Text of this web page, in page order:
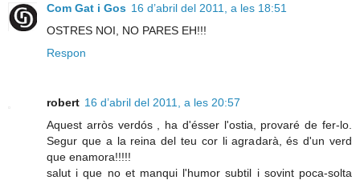
Com Gat i Gos 16 d’abril del 2011, a les 18:51
OSTRES NOI, NO PARES EH!!!
Respon
robert 16 d’abril del 2011, a les 20:57
Aquest arròs verdós , ha d'ésser l'ostia, provaré de fer-lo.
Segur que a la reina del teu cor li agradarà, és d'un verd
que enamora!!!!!
salut i que no et manqui l'humor subtil i sovint poca-solta